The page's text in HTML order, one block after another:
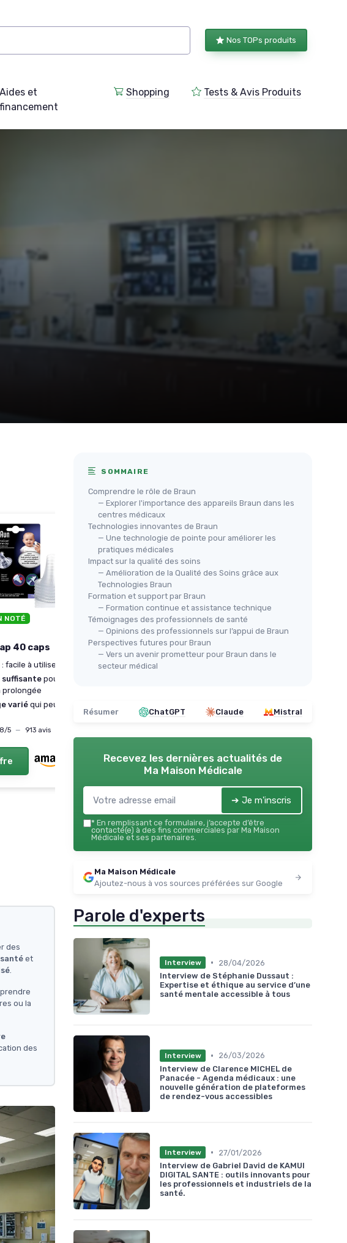
Nos TOPs produits
Aides et
financement
Shopping Tests & Avis Produits
NOTÉ
40 caps
: facile à utiliser
pour une
prolongée
variéqui peut être un
5 — 913 avis
BRAUN
ThermoScan 7+ Connect —
Thermomètre auriculaire
＋ Connecté
affichage et interprétation adaptés
＋ Affichage couleur: lecture rapide et
＋
Rapide et précis: mesure en
quelques secondes
＋ Marque reconnue: qualité et fiabilité
Braun
★★★★★
★★★★★ 4,1/5 — 767 avis
des
et
.
ou la
des
SOMMAIRE
Comprendre le rôle de Braun
— Explorer l'importance des appareils Braun dans les
centres médicaux
Technologies innovantes de Braun
— Une technologie de pointe pour améliorer les
pratiques médicales
Impact sur la qualité des soins
— Amélioration de la Qualité des Soins grâce aux
Technologies Braun
Formation et support par Braun
— Formation continue et assistance technique
Témoignages des professionnels de santé
— Opinions des professionnels sur l’appui de Braun
Perspectives futures pour Braun
— Vers un avenir prometteur pour Braun dans le
secteur médical
Résumer ChatGPT Claude Mistral
Recevez les dernières actualités de
Ma Maison Médicale
➔ Je m'inscris
* En remplissant ce formulaire, j’accepte d’être
contacté(e) à des fins commerciales par Ma Maison
Médicale et ses partenaires.
Ma Maison Médicale
Ajoutez-nous à vos sources préférées sur Google
Parole d'experts
Interview •
28/04/2026
Interview de Stéphanie Dussaut :
Expertise et éthique au service d’une
santé mentale accessible à tous
Interview •
26/03/2026
Interview de Clarence MICHEL de
Panacée - Agenda médicaux : une
nouvelle génération de plateformes
de rendez-vous accessibles
Interview •
27/01/2026
Interview de Gabriel David de KAMUI
DIGITAL SANTE : outils innovants pour
les professionnels et industriels de la
santé.